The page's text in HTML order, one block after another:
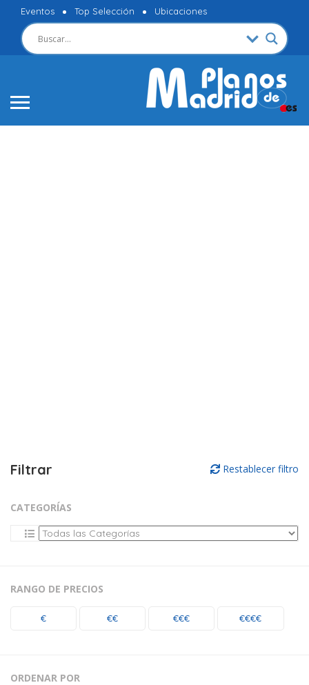
Eventos Top Selección Ubicaciones
Filtrar Restablecer filtro
CATEGORÍAS
RANGO DE PRECIOS
€ €€ €€€ €€€€
ORDENAR POR